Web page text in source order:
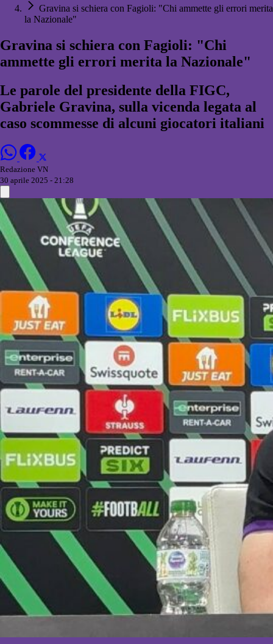
Gravina si schiera con Fagioli: "Chi ammette gli errori merita
la Nazionale"
Gravina si schiera con Fagioli: "Chi
ammette gli errori merita la Nazionale"
Le parole del presidente della FIGC,
Gabriele Gravina, sulla vicenda legata al
caso scommesse di alcuni giocatori italiani
Redazione VN
30 aprile 2025 - 21:28